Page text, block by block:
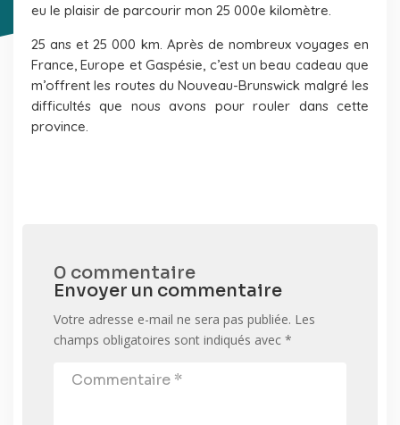
eu le plaisir de parcourir mon 25 000e kilomètre.
25 ans et 25 000 km. Après de nombreux voyages en
France, Europe et Gaspésie, c’est un beau cadeau que
m’offrent les routes du Nouveau-Brunswick malgré les
difficultés que nous avons pour rouler dans cette
province.
0 commentaire
Envoyer un commentaire
Votre adresse e-mail ne sera pas publiée. Les
champs obligatoires sont indiqués avec *